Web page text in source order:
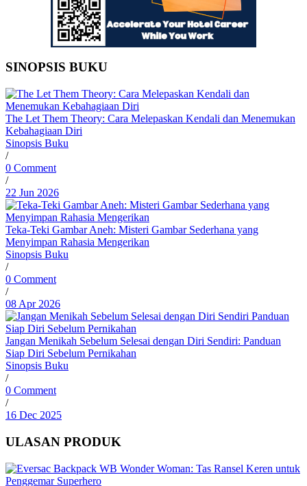
SINOPSIS BUKU
The Let Them Theory: Cara Melepaskan Kendali dan Menemukan
Kebahagiaan Diri
Sinopsis Buku
/
0 Comment
/
22 Jun 2026
Teka-Teki Gambar Aneh: Misteri Gambar Sederhana yang
Menyimpan Rahasia Mengerikan
Sinopsis Buku
/
0 Comment
/
08 Apr 2026
Jangan Menikah Sebelum Selesai dengan Diri Sendiri: Panduan
Siap Diri Sebelum Pernikahan
Sinopsis Buku
/
0 Comment
/
16 Dec 2025
ULASAN PRODUK